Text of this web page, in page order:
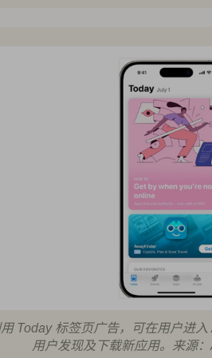
Today 标签页广告，可在用户进
用户发现及下载新应用。来源：